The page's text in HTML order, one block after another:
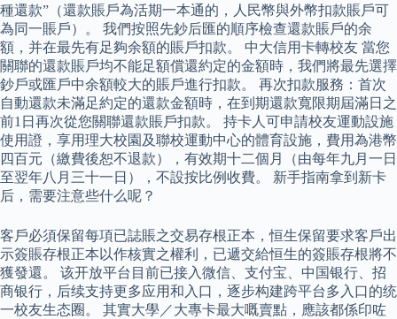
種還款”（還款賬戶為活期一本通的，人民幣與外幣扣款賬戶可
為同一賬戶）。 我們按照先鈔后匯的順序檢查還款賬戶的余
額，并在最先有足夠余額的賬戶扣款。 中大信用卡轉校友 當您
關聯的還款賬戶均不能足額償還約定的金額時，我們將最先選擇
鈔戶或匯戶中余額較大的賬戶進行扣款。 再次扣款服務：首次
自動還款未滿足約定的還款金額時，在到期還款寬限期屆滿日之
前1日再次從您關聯還款賬戶扣款。 持卡人可申請校友運動設施
使用證，享用理大校園及聯校運動中心的體育設施，費用為港幣
四百元（繳費後恕不退款），有效期十二個月（由每年九月一日
至翌年八月三十一日），不設按比例收費。 新手指南拿到新卡
后，需要注意些什么呢？
客戶必須保留每項已誌賬之交易存根正本，恒生保留要求客戶出
示簽賬存根正本以作核實之權利，已遞交給恒生的簽賬存根將不
獲發還。 该开放平台目前已接入微信、支付宝、中国银行、招
商银行，后续支持更多应用和入口，逐步构建跨平台多入口的统
一校友生态圈。 其實大學／大專卡最大嘅賣點，應該都係印咗